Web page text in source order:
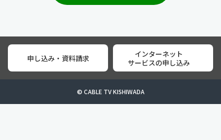
申し込み・資料請求
インターネット
サービスの申し込み
© CABLE TV KISHIWADA